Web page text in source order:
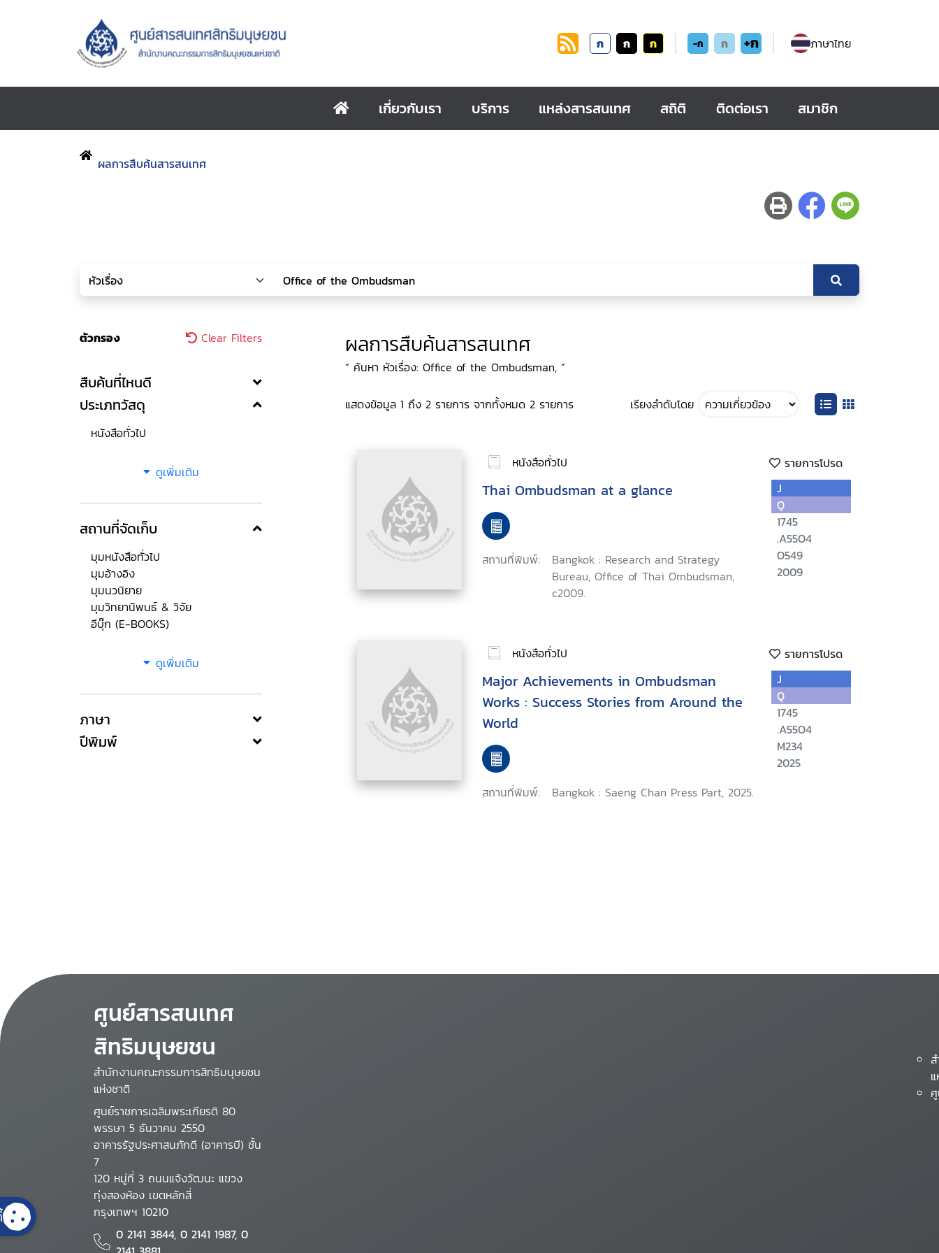
ก ก ก -ก ก +ก ภาษาไทย
เกี่ยวกับเรา บริการ แหล่งสารสนเทศ สถิติ ติดต่อเรา สมาชิก
ผลการสืบค้นสารสนเทศ
ตัวกรอง Clear Filters
สืบค้นที่ไหนดี
ประเภทวัสดุ
หนังสือทั่วไป
ดูเพิ่มเติม
สถานที่จัดเก็บ
มุมหนังสือทั่วไป
มุมอ้างอิง
มุมนวนิยาย
มุมวิทยานิพนธ์ & วิจัย
อีบุ๊ก (E-BOOKS)
ดูเพิ่มเติม
ภาษา
ปีพิมพ์
ผลการสืบค้นสารสนเทศ
“ ค้นหา หัวเรื่อง: Office of the Ombudsman, ”
แสดงข้อมูล 1 ถึง 2 รายการ จากทั้งหมด 2 รายการ เรียงลำดับโดย
หนังสือทั่วไป รายการโปรด
Thai Ombudsman at a glance
สถานที่พิมพ์:
Bangkok : Research and Strategy
Bureau, Office of Thai Ombudsman,
c2009.
J
Q
1745
.A55O4
O549
2009
หนังสือทั่วไป รายการโปรด
Major Achievements in Ombudsman
Works : Success Stories from Around the
World
สถานที่พิมพ์: Bangkok : Saeng Chan Press Part, 2025.
J
Q
1745
.A55O4
M234
2025
ศูนย์สารสนเทศ
สิทธิมนุษยชน
สำนักงานคณะกรรมการสิทธิมนุษยชน
แห่งชาติ
ศูนย์ราชการเฉลิมพระเกียรติ 80
พรรษา 5 ธันวาคม 2550
อาคารรัฐประศาสนภักดี (อาคารบี) ชั้น
7
120 หมู่ที่ 3 ถนนแจ้งวัฒนะ แขวง
ทุ่งสองห้อง เขตหลักสี่
กรุงเทพฯ 10210
0 2141 3844, 0 2141 1987, 0